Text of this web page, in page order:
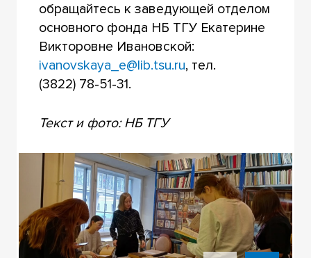
обращайтесь к заведующей отделом
основного фонда НБ ТГУ Екатерине
Викторовне Ивановской:
ivanovskaya_e@lib.tsu.ru, тел.
(3822) 78-51-31.
Текст и фото: НБ ТГУ